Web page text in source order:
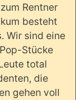
Rentner
besteht
Wir sind eine
Stücke
total
die
gehen voll